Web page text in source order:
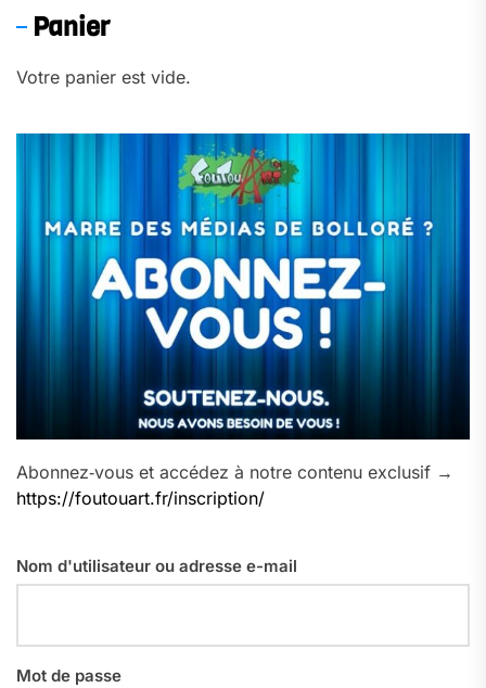
Panier
Votre panier est vide.
Abonnez‑vous et accédez à notre contenu exclusif →
https://foutouart.fr/inscription/
Nom d'utilisateur ou adresse e-mail
Mot de passe